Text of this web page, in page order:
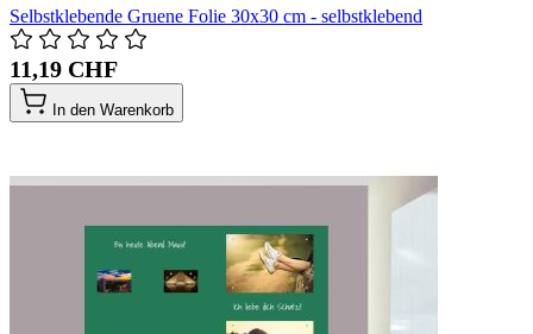
Selbstklebende Gruene Folie 30x30 cm - selbstklebend
11,19 CHF
In den Warenkorb